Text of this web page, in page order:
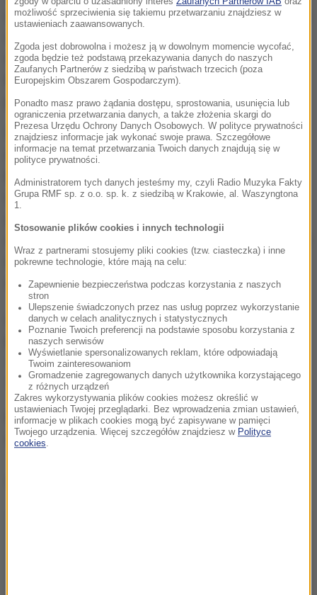
odpowiedzialnej za niedawne zamachy w Barcelonie
najprawdopodobniej on był kierował furgonetką,
która staranowała tłum na barcelońskiej
promenadzie. Zginęło 14 osób.
W niedzielę policja przeszukała mieszkanie imama
Abdelakiego As-Satty'ego, który mógł być szefem
komórki terrorystycznej i odpowiadał za
radykalizację pozostałych jej członków. Do czerwca
Alcanar, gdzie terroryści przygotowywali się do
zamachów.
W czwartkowym zamachu na Las Ramblas w
Barcelonie oraz w piątkowym ataku w Cambrils, ok.
100 km na południowy zachód od Barcelony, zginęło
15 osób, a ponad 130 zostało rannych.
Łącznie w czwartek i piątek hiszpańska policja
zabiła pięciu terrorystów i aresztowała czterech.
możliwość sprzeciwienia się takiemu przetwarzaniu znajdziesz w
ustawieniach zaawansowanych.
Zgoda jest dobrowolna i możesz ją w dowolnym momencie wycofać,
zgoda będzie też podstawą przekazywania danych do naszych
Zaufanych Partnerów z siedzibą w państwach trzecich (poza
Europejskim Obszarem Gospodarczym).
Ponadto masz prawo żądania dostępu, sprostowania, usunięcia lub
ograniczenia przetwarzania danych, a także złożenia skargi do
Prezesa Urzędu Ochrony Danych Osobowych. W polityce prywatności
znajdziesz informacje jak wykonać swoje prawa. Szczegółowe
informacje na temat przetwarzania Twoich danych znajdują się w
polityce prywatności.
Administratorem tych danych jesteśmy my, czyli Radio Muzyka Fakty
Grupa RMF sp. z o.o. sp. k. z siedzibą w Krakowie, al. Waszyngtona
1.
Stosowanie plików cookies i innych technologii
Wraz z partnerami stosujemy pliki cookies (tzw. ciasteczka) i inne
pokrewne technologie, które mają na celu:
Zapewnienie bezpieczeństwa podczas korzystania z naszych
stron
Ulepszenie świadczonych przez nas usług poprzez wykorzystanie
danych w celach analitycznych i statystycznych
Poznanie Twoich preferencji na podstawie sposobu korzystania z
naszych serwisów
Wyświetlanie spersonalizowanych reklam, które odpowiadają
Twoim zainteresowaniom
Gromadzenie zagregowanych danych użytkownika korzystającego
z różnych urządzeń
Zakres wykorzystywania plików cookies możesz określić w
ustawieniach Twojej przeglądarki. Bez wprowadzenia zmian ustawień,
informacje w plikach cookies mogą być zapisywane w pamięci
Twojego urządzenia. Więcej szczegółów znajdziesz w Polityce
cookies.